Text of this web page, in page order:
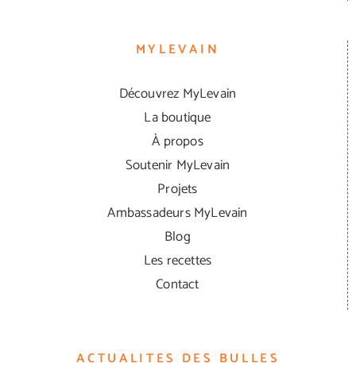
MYLEVAIN
Découvrez MyLevain
La boutique
À propos
Soutenir MyLevain
Projets
Ambassadeurs MyLevain
Blog
Les recettes
Contact
ACTUALITES DES BULLES